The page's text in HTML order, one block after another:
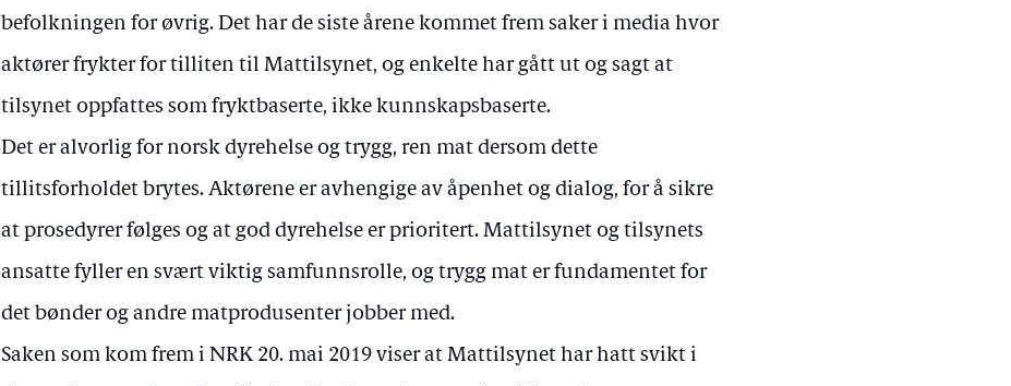
befolkningen for øvrig. Det har de siste årene kommet frem saker i media hvor
aktører frykter for tilliten til Mattilsynet, og enkelte har gått ut og sagt at
tilsynet oppfattes som fryktbaserte, ikke kunnskapsbaserte.
Det er alvorlig for norsk dyrehelse og trygg, ren mat dersom dette
tillitsforholdet brytes. Aktørene er avhengige av åpenhet og dialog, for å sikre
at prosedyrer følges og at god dyrehelse er prioritert. Mattilsynet og tilsynets
ansatte fyller en svært viktig samfunnsrolle, og trygg mat er fundamentet for
det bønder og andre matprodusenter jobber med.
Saken som kom frem i NRK 20. mai 2019 viser at Mattilsynet har hatt svikt i